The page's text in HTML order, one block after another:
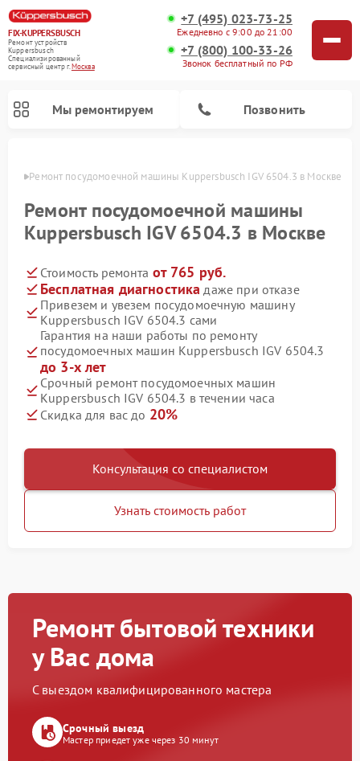
FIX-KUPPERSBUSCH
Ремонт устройств
Kuppersbusch
Специализированный
cервисный центр г.Москва
+7 (495) 023-73-25
Ежедневно с 9:00 до 21:00
+7 (800) 100-33-26
Звонок бесплатный по РФ
Мы ремонтируем Позвонить
Ремонт посудомоечной машины Kuppersbusch IGV 6504.3 в Москве
Ремонт посудомоечной машины
Kuppersbusch IGV 6504.3 в Москве
Стоимость ремонта от 765 руб.
Бесплатная диагностика даже при отказе
Привезем и увезем посудомоечную машину
Kuppersbusch IGV 6504.3 сами
Гарантия на наши работы по ремонту
посудомоечных машин Kuppersbusch IGV 6504.3
до 3-х лет
Срочный ремонт посудомоечных машин
Kuppersbusch IGV 6504.3 в течении часа
Скидка для вас до 20%
Консультация со специалистом
Узнать стоимость работ
Ремонт бытовой техники
у Вас дома
С выездом квалифицированного мастера
Срочный выезд
Мастер приедет уже через 30 минут